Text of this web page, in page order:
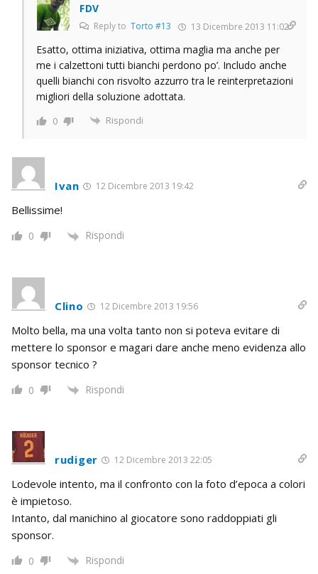
FDV
Reply to Torto #13 13 Dicembre 2013 11:02
Esatto, ottima iniziativa, ottima maglia ma anche per
me i calzettoni tutti bianchi perdono po’. Includo anche
quelli bianchi con risvolto azzurro tra le reinterpretazioni
migliori della soluzione adottata.
0 Rispondi
Ivan 12 Dicembre 2013 19:42
Bellissime!
0 Rispondi
Clino 12 Dicembre 2013 19:56
Molto bella, ma una volta tanto non si poteva evitare di
mettere lo sponsor e magari dare anche meno evidenza allo
sponsor tecnico ?
0 Rispondi
rudiger 12 Dicembre 2013 22:05
Lodevole intento, ma il confronto con la foto d’epoca a colori
è impietoso.
Intanto, dal manichino al giocatore sono raddoppiati gli
sponsor.
0 Rispondi